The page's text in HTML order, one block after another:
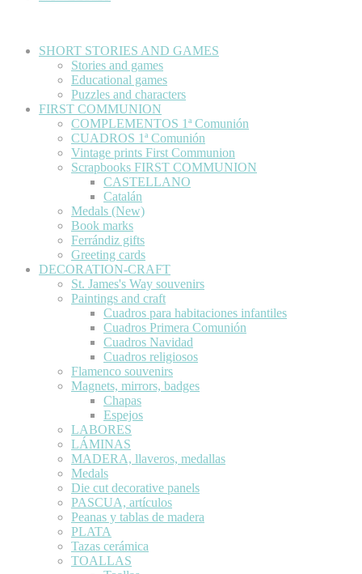
SHORT STORIES AND GAMES
Stories and games
Educational games
Puzzles and characters
FIRST COMMUNION
COMPLEMENTOS 1ª Comunión
CUADROS 1ª Comunión
Vintage prints First Communion
Scrapbooks FIRST COMMUNION
CASTELLANO
Catalán
Medals (New)
Book marks
Ferrándiz gifts
Greeting cards
DECORATION-CRAFT
St. James's Way souvenirs
Paintings and craft
Cuadros para habitaciones infantiles
Cuadros Primera Comunión
Cuadros Navidad
Cuadros religiosos
Flamenco souvenirs
Magnets, mirrors, badges
Chapas
Espejos
LABORES
LÁMINAS
MADERA, llaveros, medallas
Medals
Die cut decorative panels
PASCUA, artículos
Peanas y tablas de madera
PLATA
Tazas cerámica
TOALLAS